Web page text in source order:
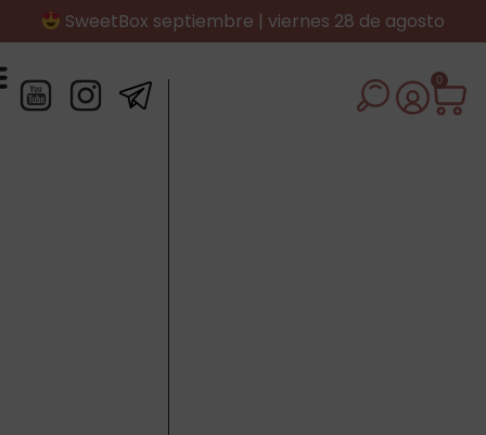
SweetBox septiembre | viernes 28 de agosto
0